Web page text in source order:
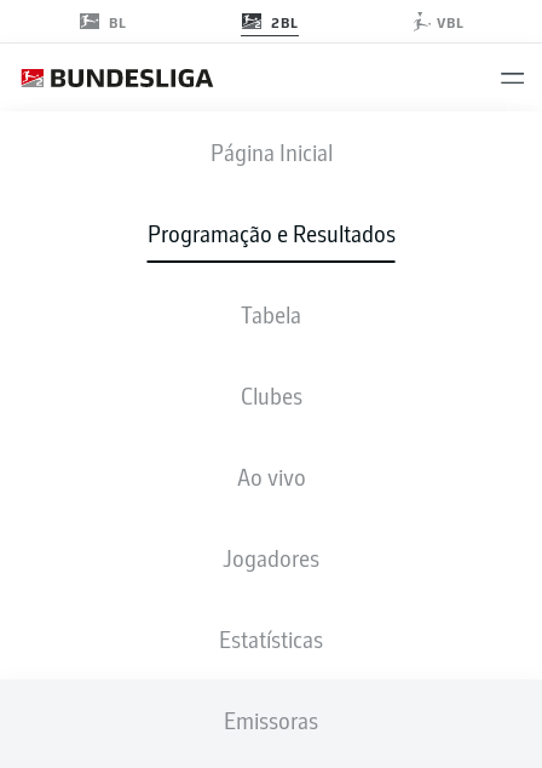
BL 2BL VBL
Página Inicial
Programação e Resultados
Tabela
Clubes
Ao vivo
Jogadores
Estatísticas
Emissoras
BSC OSN
ESCALAÇÕES
A escalação inicial será divulgada 60
minutos antes do início da partida